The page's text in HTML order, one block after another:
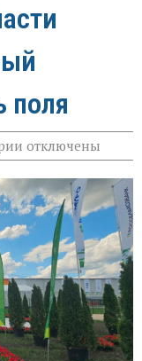
поля
к
записи
В
Волгоградской
области
открылся
трехдневный
Всероссийский
День
поля
отключены